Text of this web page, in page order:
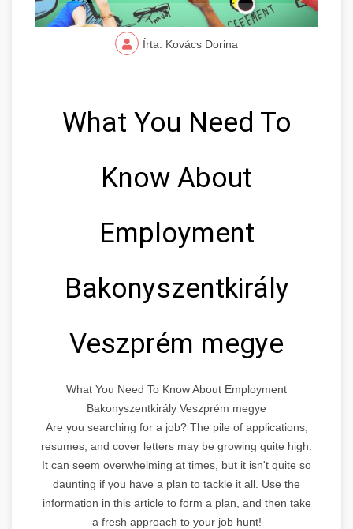
Írta: Kovács Dorina
What You Need To
Know About
Employment
Bakonyszentkirály
Veszprém megye
What You Need To Know About Employment
Bakonyszentkirály Veszprém megye
Are you searching for a job? The pile of applications,
resumes, and cover letters may be growing quite high.
It can seem overwhelming at times, but it isn't quite so
daunting if you have a plan to tackle it all. Use the
information in this article to form a plan, and then take
a fresh approach to your job hunt!